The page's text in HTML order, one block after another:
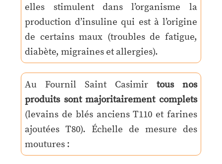
elles stimulent dans l’organisme la
production d’insuline qui est à l’origine
de certains maux (troubles de fatigue,
diabète, migraines et allergies).
Au Fournil Saint Casimir tous nos
produits sont majoritairement complets
(levains de blés anciens T110 et farines
ajoutées T80). Échelle de mesure des
moutures :